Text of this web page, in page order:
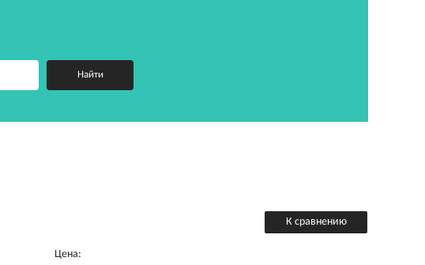
Найти
К сравнению
Цена: